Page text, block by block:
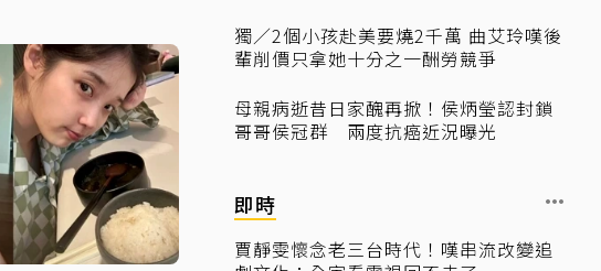
獨／2個小孩赴美要燒2千萬 曲艾玲嘆後
輩削價只拿她十分之一酬勞競爭
母親病逝昔日家醜再掀！侯炳瑩認封鎖
哥哥侯冠群 兩度抗癌近況曝光
即時
賈靜雯懷念老三台時代！嘆串流改變追